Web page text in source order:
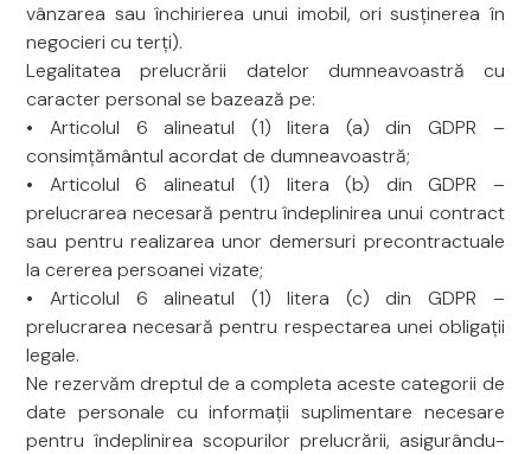
vânzarea sau închirierea unui imobil, ori susținerea în
negocieri cu terți).
Legalitatea prelucrării datelor dumneavoastră cu
caracter personal se bazează pe:
• Articolul 6 alineatul (1) litera (a) din GDPR –
consimțământul acordat de dumneavoastră;
• Articolul 6 alineatul (1) litera (b) din GDPR –
prelucrarea necesară pentru îndeplinirea unui contract
sau pentru realizarea unor demersuri precontractuale
la cererea persoanei vizate;
• Articolul 6 alineatul (1) litera (c) din GDPR –
prelucrarea necesară pentru respectarea unei obligații
legale.
Ne rezervăm dreptul de a completa aceste categorii de
date personale cu informații suplimentare necesare
pentru îndeplinirea scopurilor prelucrării, asigurându-